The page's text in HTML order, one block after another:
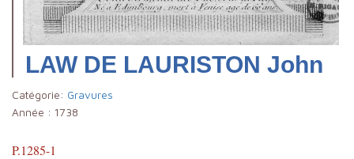
LAW DE LAURISTON John
Catégorie: Gravures
Année : 1738
P.1285-1